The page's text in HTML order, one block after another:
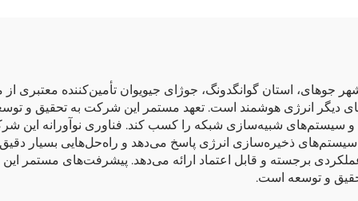
فناوری بالا در شهر جوهای، استان گوانگدونگ، جوژای جیویوان
دیگر انرژی هوشمند است. تعهد مستمر این شرکت به تحقیق و
ذخیره‌سازی انرژی پاسخ می‌دهد و راه‌حل‌هایی بسیار
برجسته و قابل اعتماد ارائه می‌دهد. پیشرفت‌های مستمر
و توسعه است.